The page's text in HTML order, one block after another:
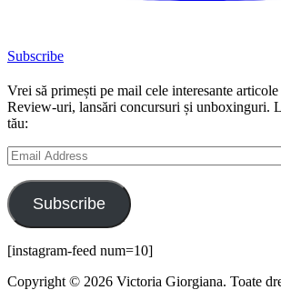
Subscribe
Vrei să primești pe mail cele interesante
Review-uri, lansări concursuri și unboxinguri.
tău:
Email
Address
Subscribe
[instagram-feed num=10]
Copyright © 2026 Victoria Giorgiana. Toate